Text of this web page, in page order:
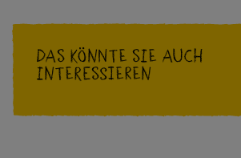
Das könnte Sie auch
interessieren